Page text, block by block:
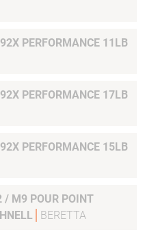
PERFORMANCE 11LB
PERFORMANCE 17LB
PERFORMANCE 15LB
POINT
BERETTA